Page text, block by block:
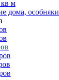
кв м
дома, особняки